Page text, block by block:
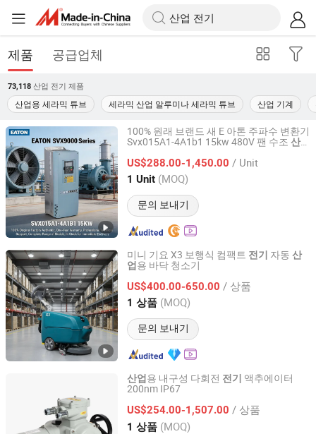
제품 공급업체
73,118 산업 전기 제품
산업용 세라믹 튜브 세라믹 산업 알루미나 세라믹 튜브 산업 기계
100% 원래 브랜드 새 E 아톤 주파수 변환기
Svx015A1-4A1b1 15kw 480V 팬 수조 산
US$288.00-1,450.00 / Unit
1 Unit (MOQ)
문의 보내기
Foshan Weiken Electrical Equipment Co., Ltd.
Guangdong, China 이후 2026
미니 기요 X3 보행식 컴팩트 전기 자동 산
업 용 바닥 청소기
US$400.00-650.00 / 상품
1 상품 (MOQ)
문의 보내기
Anhui Giyo Intelligent Manufacturing Co., Ltd.
Anhui, China 이후 2025
산업 용 내구성 다회전 전기
액추에이터
200nm IP67
US$254.00-1,507.00 / 상품
1 상품 (MOQ)
Tianjin Shengkaida Valve Co., Ltd.
Tianjin, China 이후 2025